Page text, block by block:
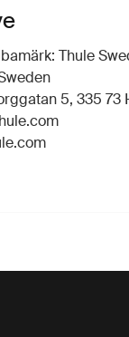
Thule
5, 335 73